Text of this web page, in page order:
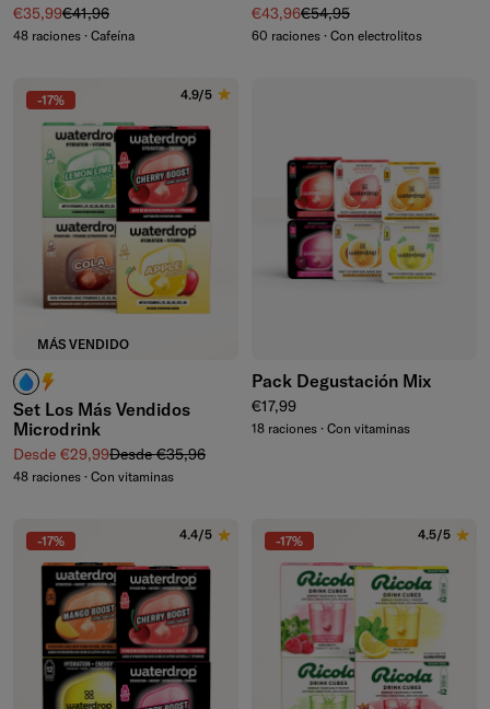
Precio de venta
€35,99Precio normal
€41,96
48 raciones · Cafeína
Precio de venta
€43,96Precio normal
€54,95
60 raciones · Con electrolitos
-17%
MÁS VENDIDO
4.9/5
¿Cafeína? No la necesito.
¿Cafeína? ¡Me encanta!
Set Los Más Vendidos
Microdrink
Precio de venta
Desde €29,99Precio normal
Desde €35,96
48 raciones · Con vitaminas
Pack Degustación Mix
Precio normal
€17,99
18 raciones · Con vitaminas
-17% 4.4/5 -17% 4.5/5